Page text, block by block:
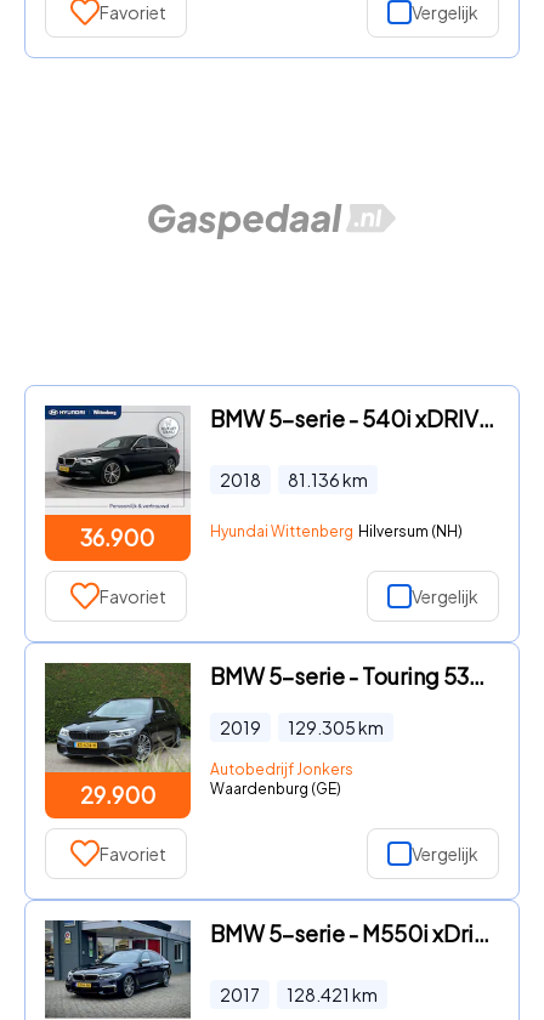
Favoriet Vergelijk
36.900
BMW 5-serie - 540i xDRIVE HIGH EXECUTIVE | AUTOMAAT | UNIEK! | FULL OPTION
2018 81.136km
Hyundai Wittenberg Hilversum (NH)
Favoriet Vergelijk
29.900
BMW 5-serie - Touring 530i High Executive M Sport | Camera
2019 129.305km
Autobedrijf Jonkers
Waardenburg (GE)
Favoriet Vergelijk
BMW 5-serie - M550i xDrive High Executive 360 Massage Trekhaak Stoel
2017 128.421 km